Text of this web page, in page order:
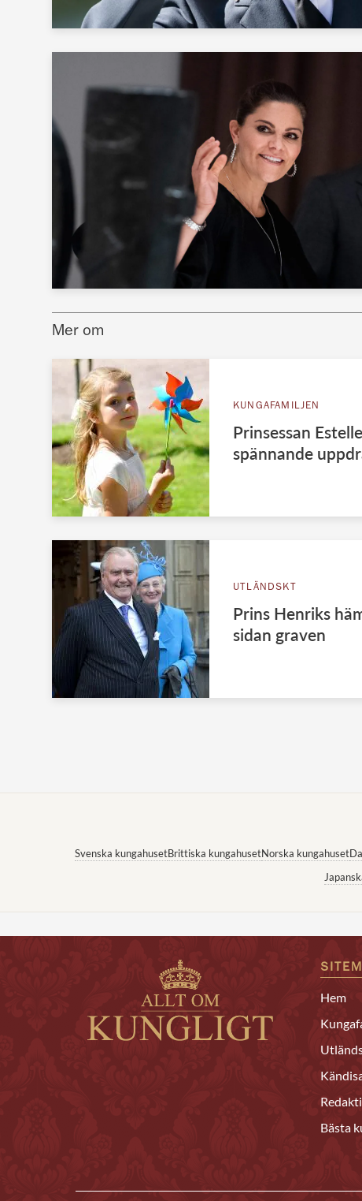
Mer om
KUNGAFAMILJEN
Prinsessan
spännande
UTLÄNDSKT
Prins Henriks
sidan graven
Svenska kungahusetBrittiska kungahusetNorska kungahuset
Hem
Bästa